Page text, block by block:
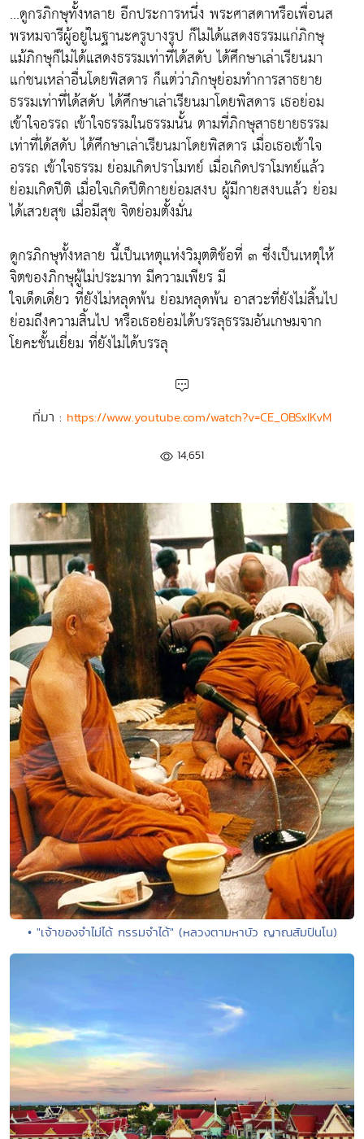
...ดูกรภิกษุทั้งหลาย อีกประการหนึ่ง พระศาสดาหรือเพื่อนส
พรหมจารีผู้อยู่ในฐานะครูบางรูป ก็ไม่ได้แสดงธรรมแก่ภิกษุ
แม้ภิกษุก็ไม่ได้แสดงธรรมเท่าที่ได้สดับ ได้ศึกษาเล่าเรียนมา
แก่ชนเหล่าอื่นโดยพิสดาร ก็แต่ว่าภิกษุย่อมทำการสาธยาย
ธรรมเท่าที่ได้สดับ ได้ศึกษาเล่าเรียนมาโดยพิสดาร เธอย่อม
เข้าใจอรรถ เข้าใจธรรมในธรรมนั้น ตามที่ภิกษุสาธยายธรรม
เท่าที่ได้สดับ ได้ศึกษาเล่าเรียนมาโดยพิสดาร เมื่อเธอเข้าใจ
อรรถ เข้าใจธรรม ย่อมเกิดปราโมทย์ เมื่อเกิดปราโมทย์แล้ว
ย่อมเกิดปีติ เมื่อใจเกิดปีติกายย่อมสงบ ผู้มีกายสงบแล้ว ย่อม
ได้เสวยสุข เมื่อมีสุข จิตย่อมตั้งมั่น
ดูกรภิกษุทั้งหลาย นี้เป็นเหตุแห่งวิมุตติข้อที่ ๓ ซึ่งเป็นเหตุให้
จิตของภิกษุผู้ไม่ประมาท มีความเพียร มี
ใจเด็ดเดี่ยว ที่ยังไม่หลุดพ้น ย่อมหลุดพ้น อาสวะที่ยังไม่สิ้นไป
ย่อมถึงความสิ้นไป หรือเธอย่อมได้บรรลุธรรมอันเกษมจาก
โยคะชั้นเยี่ยม ที่ยังไม่ได้บรรลุ
ที่มา : https://www.youtube.com/watch?v=CE_OBSxIKvM
14,651
• "เจ้าของจำไม่ได้ กรรมจำได้" (หลวงตามหาบัว ญาณสัมปันโน)